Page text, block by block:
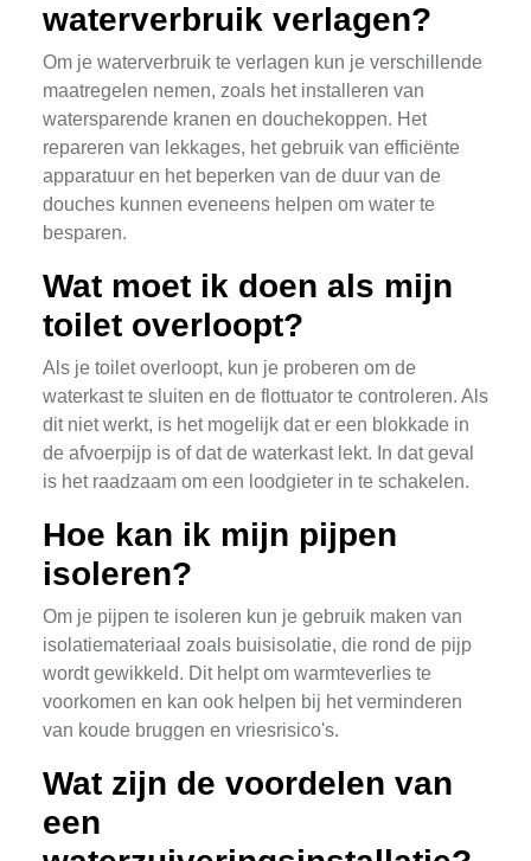
waterverbruik verlagen?
Om je waterverbruik te verlagen kun je verschillende
maatregelen nemen, zoals het installeren van
watersparende kranen en douchekoppen. Het
repareren van lekkages, het gebruik van efficiënte
apparatuur en het beperken van de duur van de
douches kunnen eveneens helpen om water te
besparen.
Wat moet ik doen als mijn
toilet overloopt?
Als je toilet overloopt, kun je proberen om de
waterkast te sluiten en de flottuator te controleren. Als
dit niet werkt, is het mogelijk dat er een blokkade in
de afvoerpijp is of dat de waterkast lekt. In dat geval
is het raadzaam om een loodgieter in te schakelen.
Hoe kan ik mijn pijpen
isoleren?
Om je pijpen te isoleren kun je gebruik maken van
isolatiemateriaal zoals buisisolatie, die rond de pijp
wordt gewikkeld. Dit helpt om warmteverlies te
voorkomen en kan ook helpen bij het verminderen
van koude bruggen en vriesrisico's.
Wat zijn de voordelen van
een